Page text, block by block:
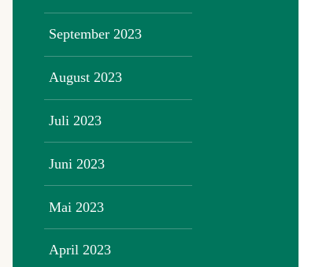
September 2023
August 2023
Juli 2023
Juni 2023
Mai 2023
April 2023